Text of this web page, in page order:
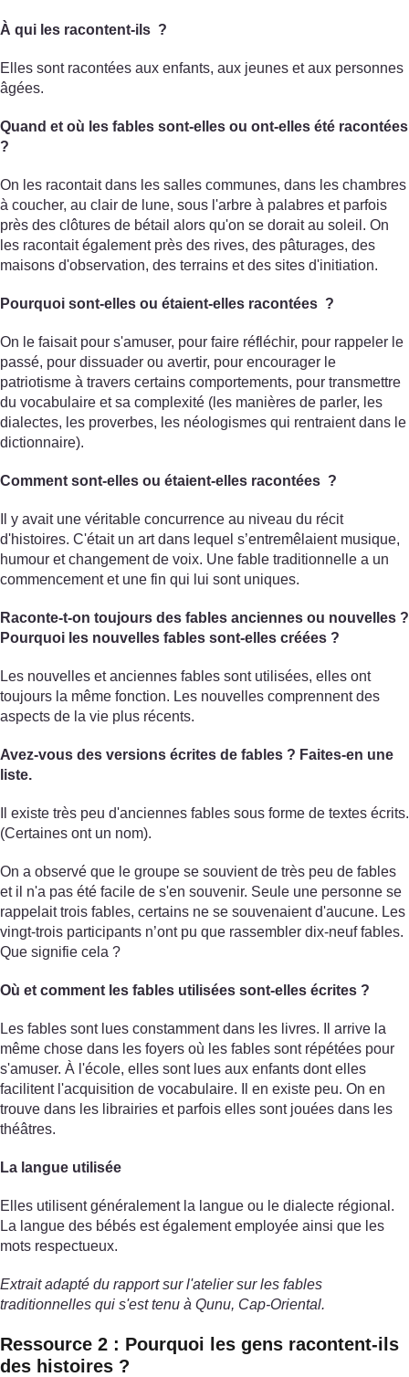
À qui les racontent-ils ?
Elles sont racontées aux enfants, aux jeunes et aux personnes
âgées.
Quand et où les fables sont-elles ou ont-elles été racontées
?
On les racontait dans les salles communes, dans les chambres
à coucher, au clair de lune, sous l'arbre à palabres et parfois
près des clôtures de bétail alors qu'on se dorait au soleil. On
les racontait également près des rives, des pâturages, des
maisons d'observation, des terrains et des sites d'initiation.
Pourquoi sont-elles ou étaient-elles racontées ?
On le faisait pour s'amuser, pour faire réfléchir, pour rappeler le
passé, pour dissuader ou avertir, pour encourager le
patriotisme à travers certains comportements, pour transmettre
du vocabulaire et sa complexité (les manières de parler, les
dialectes, les proverbes, les néologismes qui rentraient dans le
dictionnaire).
Comment sont-elles ou étaient-elles racontées ?
Il y avait une véritable concurrence au niveau du récit
d'histoires. C'était un art dans lequel s’entremêlaient musique,
humour et changement de voix. Une fable traditionnelle a un
commencement et une fin qui lui sont uniques.
Raconte-t-on toujours des fables anciennes ou nouvelles ?
Pourquoi les nouvelles fables sont-elles créées ?
Les nouvelles et anciennes fables sont utilisées, elles ont
toujours la même fonction. Les nouvelles comprennent des
aspects de la vie plus récents.
Avez-vous des versions écrites de fables ? Faites-en une
liste.
Il existe très peu d'anciennes fables sous forme de textes écrits.
(Certaines ont un nom).
On a observé que le groupe se souvient de très peu de fables
et il n'a pas été facile de s'en souvenir. Seule une personne se
rappelait trois fables, certains ne se souvenaient d'aucune. Les
vingt-trois participants n’ont pu que rassembler dix-neuf fables.
Que signifie cela ?
Où et comment les fables utilisées sont-elles écrites ?
Les fables sont lues constamment dans les livres. Il arrive la
même chose dans les foyers où les fables sont répétées pour
s'amuser. À l'école, elles sont lues aux enfants dont elles
facilitent l'acquisition de vocabulaire. Il en existe peu. On en
trouve dans les librairies et parfois elles sont jouées dans les
théâtres.
La langue utilisée
Elles utilisent généralement la langue ou le dialecte régional.
La langue des bébés est également employée ainsi que les
mots respectueux.
Extrait adapté du rapport sur l'atelier sur les fables
traditionnelles qui s'est tenu à Qunu, Cap-Oriental.
Ressource 2 : Pourquoi les gens racontent-ils
des histoires ?